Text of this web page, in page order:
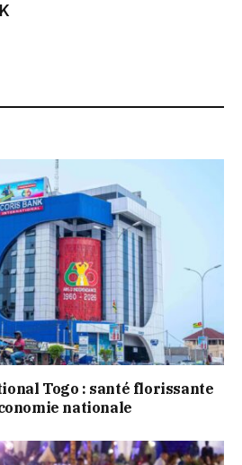
Togo : santé florissante
nationale